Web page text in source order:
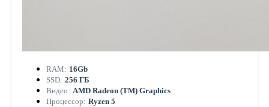
RAM: 16Gb
SSD: 256 ГБ
Видео: AMD Radeon (TM) Graphics
Процессор: Ryzen 5